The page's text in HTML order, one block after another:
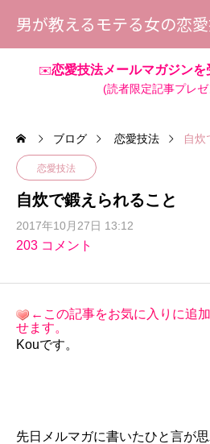
男が教えるモテる女の恋
✉️恋愛技法メールマガジンを
(読者限定記事プレ
ブログ 恋愛技法 自炊
恋愛技法
自炊で鍛えられること
2017年10月27日 13:12
203 コメント
←この記事をお気に入りに追
せます。
Kouです。
先日メルマガに書いたひと言が